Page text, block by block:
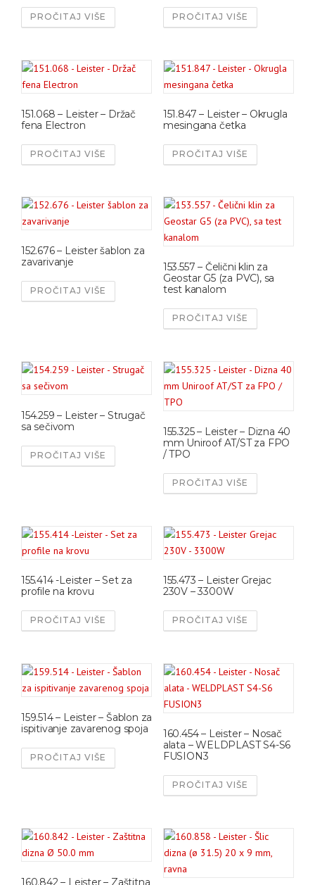
PROČITAJ VIŠE PROČITAJ VIŠE
151.068 – Leister – Držač
fena Electron
PROČITAJ VIŠE
151.847 – Leister – Okrugla
mesingana četka
PROČITAJ VIŠE
152.676 – Leister šablon za
zavarivanje
PROČITAJ VIŠE
153.557 – Čelični klin za
Geostar G5 (za PVC), sa
test kanalom
PROČITAJ VIŠE
154.259 – Leister – Strugač
sa sečivom
PROČITAJ VIŠE
155.325 – Leister – Dizna 40
mm Uniroof AT/ST za FPO
/ TPO
PROČITAJ VIŠE
155.414 -Leister – Set za
profile na krovu
PROČITAJ VIŠE
155.473 – Leister Grejac
230V – 3300W
PROČITAJ VIŠE
159.514 – Leister – Šablon za
ispitivanje zavarenog spoja
PROČITAJ VIŠE
160.454 – Leister – Nosač
alata – WELDPLAST S4-S6
FUSION3
PROČITAJ VIŠE
160.842 – Leister – Zaštitna